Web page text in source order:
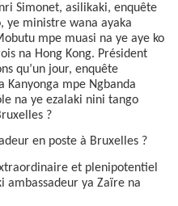
Simonet, asilikaki, enquête
ye ministre wana ayaka
mpe muasi na ye aye ko
na Hong Kong. Président
qu’un jour, enquête
Kanyonga mpe Ngbanda
na ye ezalaki nini tango
?
en poste à Bruxelles ?
et plenipotentiel
ambassadeur ya Zaïre na